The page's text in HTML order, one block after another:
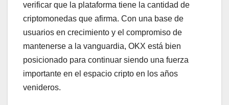
verificar que la plataforma tiene la cantidad de
criptomonedas que afirma. Con una base de
usuarios en crecimiento y el compromiso de
mantenerse a la vanguardia, OKX está bien
posicionado para continuar siendo una fuerza
importante en el espacio cripto en los años
venideros.